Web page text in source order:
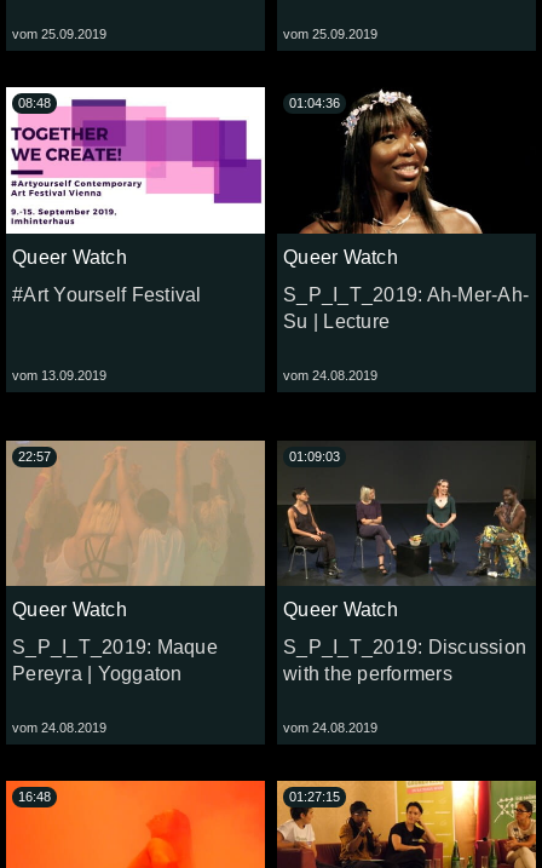
vom 25.09.2019 vom 25.09.2019
Queer Watch
#Art Yourself Festival
vom 13.09.2019
08:48
Queer Watch
S_P_I_T_2019: Ah-Mer-Ah-
Su | Lecture
vom 24.08.2019
01:04:36
Queer Watch
S_P_I_T_2019: Maque
Pereyra | Yoggaton
vom 24.08.2019
22:57
Queer Watch
S_P_I_T_2019: Discussion
with the performers
vom 24.08.2019
01:09:03
16:48 01:27:15